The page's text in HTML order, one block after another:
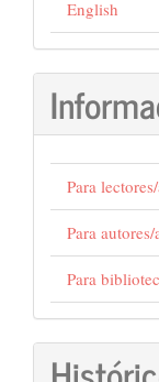
English
Para
Para autores/
Para